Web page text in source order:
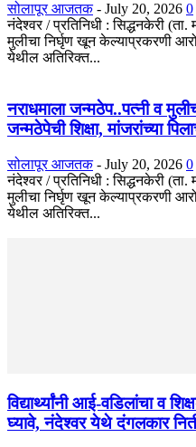
सोलापूर आजतक - July 20, 2026 0
नंदेश्वर / प्रतिनिधी : सिद्धनकेरी
मुलीचा निर्घृण खून केल्याप्रकरणी
येथील अतिरिक्त...
नराधमाला जन्मठेप..पत्नी व
जन्मठेपेची शिक्षा, मांजरांच्या
सोलापूर आजतक - July 20, 2026 0
नंदेश्वर / प्रतिनिधी : सिद्धनकेरी
मुलीचा निर्घृण खून केल्याप्रकरणी
येथील अतिरिक्त...
विद्यार्थ्यांनी आई-वडिलांचा व
घ्यावे, नंदेश्वर येथे दंगलकार